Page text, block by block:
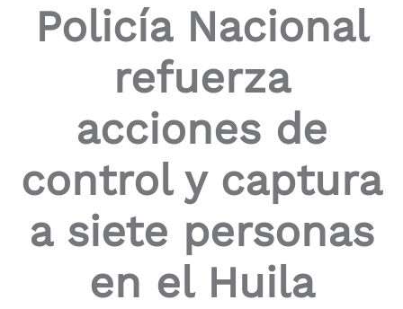
interact
Policía Nacional
refuerza
acciones de
control y captura
a siete personas
en el Huila